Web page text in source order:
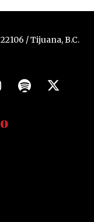
/ Tijuana, B.C.